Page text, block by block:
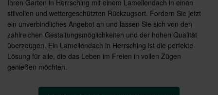
Ihren Garten in Herrsching mit einem Lamellendach in einen
stilvollen und wettergeschützten Rückzugsort. Fordern Sie jetzt
ein unverbindliches Angebot an und lassen Sie sich von den
zahlreichen Gestaltungsmöglichkeiten und der hohen Qualität
überzeugen. Ein Lamellendach in Herrsching ist die perfekte
Lösung für alle, die das Leben im Freien in vollen Zügen
genießen möchten.